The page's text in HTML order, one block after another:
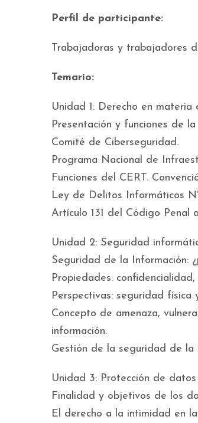
Perfil de participante:
Trabajadoras y trabajadores
Temario:
Unidad 1: Derecho en materia
Presentación y funciones de
Comité de Ciberseguridad.
Programa Nacional de
Funciones del CERT.
Ley de Delitos Informáticos
Artículo 131 del Código Penal
Unidad 2: Seguridad
Seguridad de la Información:
Propiedades:
Perspectivas: seguridad física
Concepto de amenaza,
información.
Gestión de la seguridad de la
Unidad 3: Protección de datos
Finalidad y objetivos de los
El derecho a la intimidad en